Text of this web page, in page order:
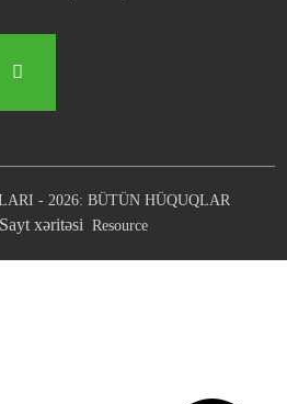
- 2026: BÜTÜN HÜQUQLAR
Sayt xəritəsi Resource